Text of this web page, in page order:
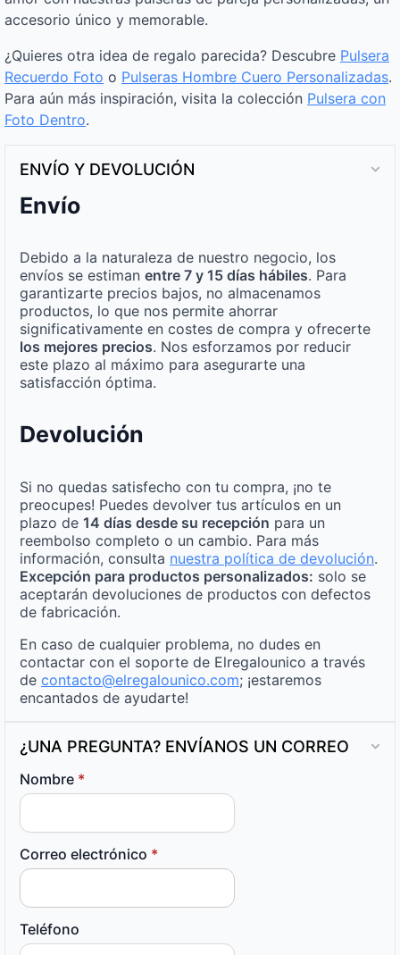
accesorio único y memorable.
¿Quieres otra idea de regalo parecida? Descubre Pulsera
Recuerdo Foto o Pulseras Hombre Cuero Personalizadas.
Para aún más inspiración, visita la colección Pulsera con
Foto Dentro.
ENVÍO Y DEVOLUCIÓN
Envío
Debido a la naturaleza de nuestro negocio, los
envíos se estiman entre 7 y 15 días hábiles. Para
garantizarte precios bajos, no almacenamos
productos, lo que nos permite ahorrar
significativamente en costes de compra y ofrecerte
los mejores precios. Nos esforzamos por reducir
este plazo al máximo para asegurarte una
satisfacción óptima.
Devolución
Si no quedas satisfecho con tu compra, ¡no te
preocupes! Puedes devolver tus artículos en un
plazo de 14 días desde su recepción para un
reembolso completo o un cambio. Para más
información, consulta nuestra política de devolución.
Excepción para productos personalizados: solo se
aceptarán devoluciones de productos con defectos
de fabricación.
En caso de cualquier problema, no dudes en
contactar con el soporte de Elregalounico a través
de contacto@elregalounico.com; ¡estaremos
encantados de ayudarte!
¿UNA PREGUNTA? ENVÍANOS UN CORREO
Nombre *
Correo electrónico *
Teléfono